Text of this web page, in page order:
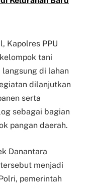
Kapolres PPU
tani
langsung di lahan
dilanjutkan
serta
sebagai bagian
pangan daerah.
Danantara
menjadi
pemerintah